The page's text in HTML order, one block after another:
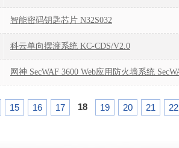
智能密码钥匙芯片 N32S032
科云单向摆渡系统 KC-CDS/V2.0
15 16 17 18 19 20 21 22